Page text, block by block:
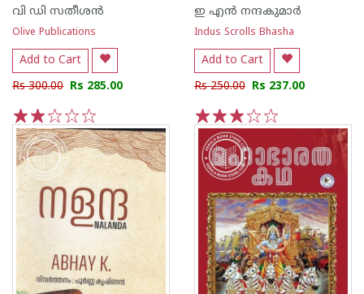
വി ഡി സതീശന്‍
Olive Publications
Add to Cart
Rs 300.00 Rs 285.00
5
4
3
2
1
ഇ എൻ നന്ദകുമാർ
Indus Scrolls Bhasha
Add to Cart
Rs 250.00 Rs 237.00
5
4
3
2
1